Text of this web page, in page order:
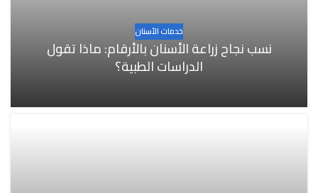
خدمات الأسنان
نسب نجاح زراعة الأسنان بالأرقام: ماذا تقول
الدراسات الطبية؟